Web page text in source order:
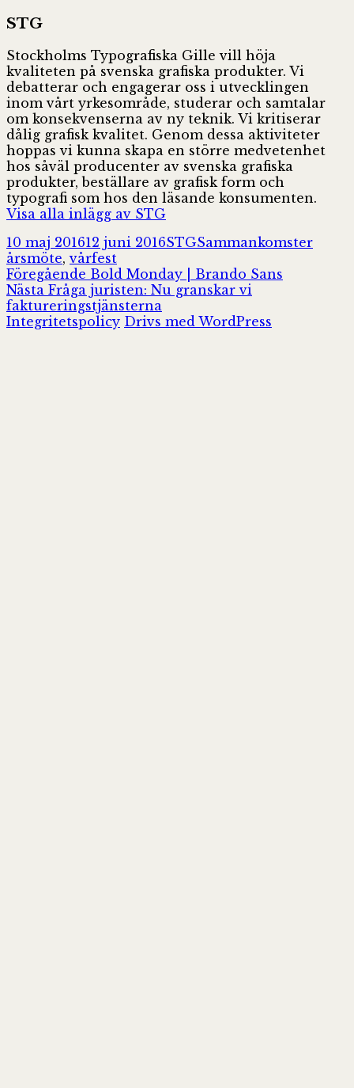
STG
Stockholms Typografiska Gille vill höja
kvaliteten på svenska grafiska produkter. Vi
debatterar och engagerar oss i utvecklingen
inom vårt yrkesområde, studerar och samtalar
om konsekvenserna av ny teknik. Vi kritiserar
dålig grafisk kvalitet. Genom dessa aktiviteter
hoppas vi kunna skapa en större medvetenhet
hos såväl producenter av svenska grafiska
produkter, beställare av grafisk form och
typografi som hos den läsande konsumenten.
Visa alla inlägg av STG
Postat
10 maj 201612 juni 2016Författare
STGKategorier
Sammankomster
årsmöte,vårfest
Inläggsnavigering
Föregående Föregående
inlägg:
Bold Monday | Brando Sans
Nästa Nästa
inlägg:
Fråga juristen: Nu granskar vi
faktureringstjänsterna
Integritetspolicy Drivs med WordPress